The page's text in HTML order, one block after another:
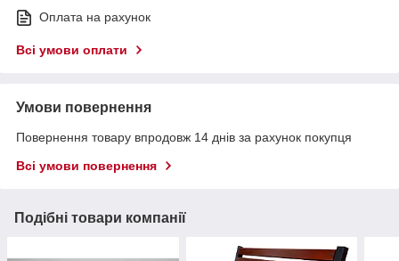
Оплата на рахунок
Всі умови оплати
Умови повернення
Повернення товару впродовж 14 днів за рахунок покупця
Всі умови повернення
Подібні товари компанії